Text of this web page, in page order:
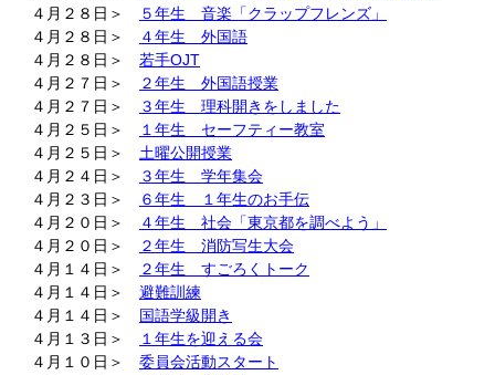
４月２８日＞
５年生 音楽「クラップフレンズ」
４月２８日＞
４年生 外国語
４月２８日＞ 若手OJT
４月２７日＞
２年生 外国語授業
４月２７日＞
３年生 理科開きをしました
４月２５日＞
１年生 セーフティー教室
４月２５日＞ 土曜公開授業
４月２４日＞
３年生 学年集会
４月２３日＞
６年生 １年生のお手伝
４月２０日＞
４年生 社会「東京都を調べよう」
４月２０日＞
２年生 消防写生大会
４月１４日＞
２年生 すごろくトーク
４月１４日＞ 避難訓練
４月１４日＞ 国語学級開き
４月１３日＞
１年生を迎える会
４月１０日＞ 委員会活動スタート